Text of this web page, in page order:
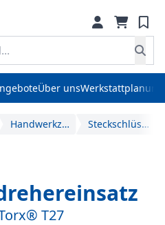
Über unsWerkstattplanung
Handwerkzeuge Steckschlüssel
T27